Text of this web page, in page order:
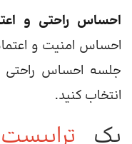
احساس راحتی و
احساس امنیت و
جلسه احساس راحتی
انتخاب کنید.
یک